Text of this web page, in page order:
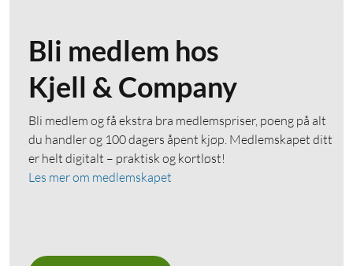
Bli medlem hos
Kjell & Company
Bli medlem og få ekstra bra medlemspriser, poeng på alt
du handler og 100 dagers åpent kjøp. Medlemskapet ditt
er helt digitalt – praktisk og kortløst!
Les mer om medlemskapet